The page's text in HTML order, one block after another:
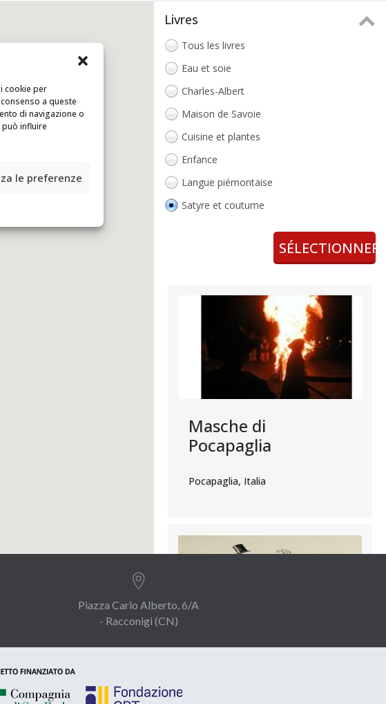
cookie per
a queste
di navigazione o
influire
le preferenze
Livres
Tous les livres
Eau et soie
Charles-Albert
Maison de Savoie
Cuisine et plantes
Enfance
Langue piémontaise
Satyre et coutume
SÉLECTIONNER
Masche di
Pocapaglia
Pocapaglia, Italia

Piazza Carlo Alberto, 6/A
- Racconigi (CN)